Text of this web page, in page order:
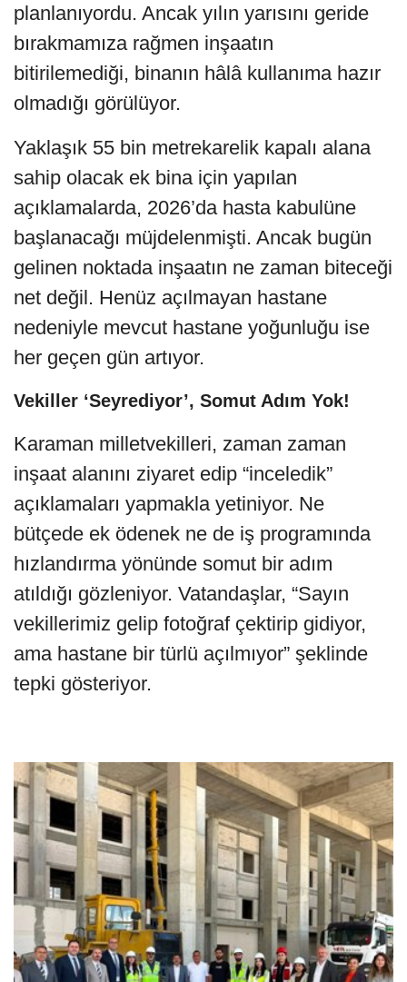
planlanıyordu. Ancak yılın yarısını geride
bırakmamıza rağmen inşaatın
bitirilemediği, binanın hâlâ kullanıma hazır
olmadığı görülüyor.
Yaklaşık 55 bin metrekarelik kapalı alana
sahip olacak ek bina için yapılan
açıklamalarda, 2026’da hasta kabulüne
başlanacağı müjdelenmişti. Ancak bugün
gelinen noktada inşaatın ne zaman biteceği
net değil. Henüz açılmayan hastane
nedeniyle mevcut hastane yoğunluğu ise
her geçen gün artıyor.
Vekiller ‘Seyrediyor’, Somut Adım Yok!
Karaman milletvekilleri, zaman zaman
inşaat alanını ziyaret edip “inceledik”
açıklamaları yapmakla yetiniyor. Ne
bütçede ek ödenek ne de iş programında
hızlandırma yönünde somut bir adım
atıldığı gözleniyor. Vatandaşlar, “Sayın
vekillerimiz gelip fotoğraf çektirip gidiyor,
ama hastane bir türlü açılmıyor” şeklinde
tepki gösteriyor.